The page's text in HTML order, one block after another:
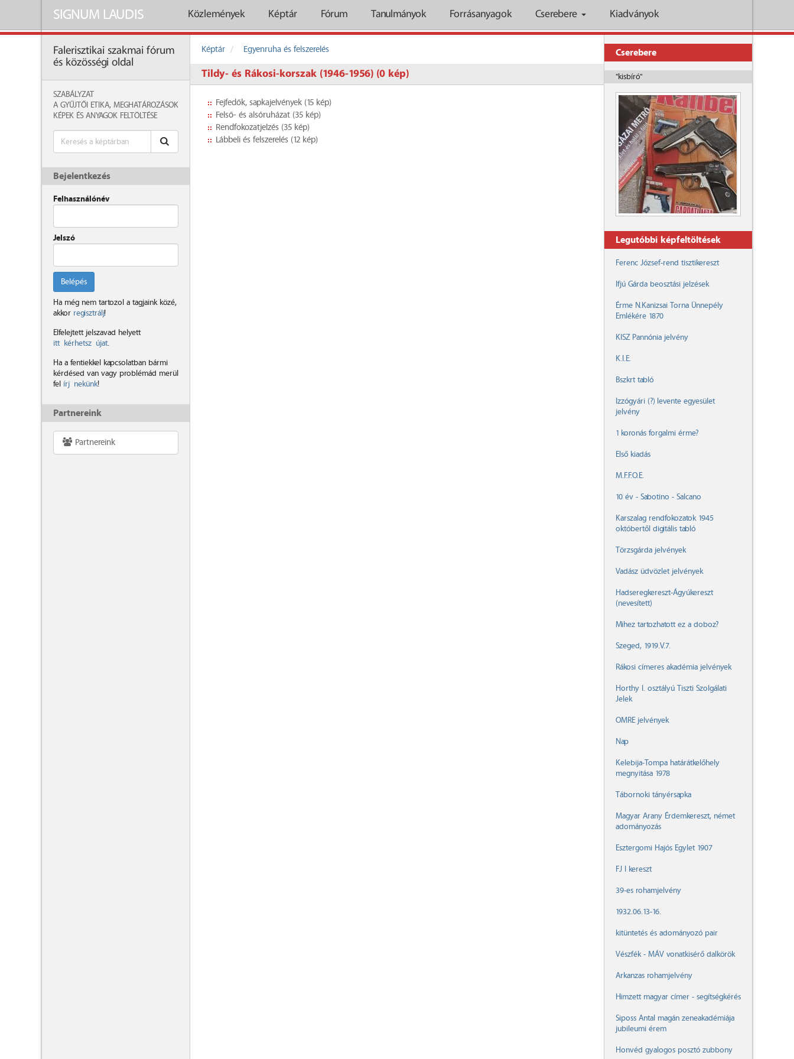
SIGNUM LAUDIS Közlemények Képtár Fórum Tanulmányok Forrásanyagok Cserebere Kiadványok
Falerisztikai szakmai fórum
és közösségi oldal
SZABÁLYZAT
A GYŰJTŐI ETIKA, MEGHATÁROZÁSOK
KÉPEK ÉS ANYAGOK FELTÖLTÉSE
Bejelentkezés
Felhasználónév
Jelszó
Belépés
Ha még nem tartozol a tagjaink közé,
akkor regisztrálj!
Elfelejtett jelszavad helyett
itt kérhetsz újat.
Ha a fentiekkel kapcsolatban bármi
kérdésed van vagy problémád merül
fel írj nekünk!
Partnereink
Partnereink
Képtár Egyenruha és felszerelés
Tildy- és Rákosi-korszak (1946-1956) (0 kép)
Fejfedők, sapkajelvények (15 kép)
Felső- és alsóruházat (35 kép)
Rendfokozatjelzés (35 kép)
Lábbeli és felszerelés (12 kép)
Cserebere
"kisbíró"
Legutóbbi képfeltöltések
Ferenc József-rend tisztikereszt
Ifjú Gárda beosztási jelzések
Érme N.Kanizsai Torna Ünnepély
Emlékére 1870
KISZ Pannónia jelvény
K.I.E.
Bszkrt tabló
Izzógyári (?) levente egyesület
jelvény
1 koronás forgalmi érme?
Első kiadás
M.F.F.O.E.
10 év - Sabotino - Salcano
Karszalag rendfokozatok 1945
októbertől digitális tabló
Törzsgárda jelvények
Vadász üdvözlet jelvények
Hadseregkereszt-Ágyúkereszt
(nevesített)
Mihez tartozhatott ez a doboz?
Szeged, 1919.V.7.
Rákosi címeres akadémia jelvények
Horthy I. osztályú Tiszti Szolgálati
Jelek
OMRE jelvények
Nap
Kelebija-Tompa határátkelőhely
megnyitása 1978
Tábornoki tányérsapka
Magyar Arany Érdemkereszt, német
adományozás
Esztergomi Hajós Egylet 1907
FJ I kereszt
39-es rohamjelvény
1932.06.13-16.
kitüntetés és adományozó pair
Vészfék - MÁV vonatkisérő dalkörök
Arkanzas rohamjelvény
Himzett magyar címer - segítségkérés
Siposs Antal magán zeneakadémiája
jubileumi érem
Honvéd gyalogos posztó zubbony